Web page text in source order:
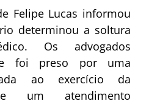
Felipe Lucas informou
determinou a soltura
Os advogados
foi preso por uma
ao exercício da
um atendimento